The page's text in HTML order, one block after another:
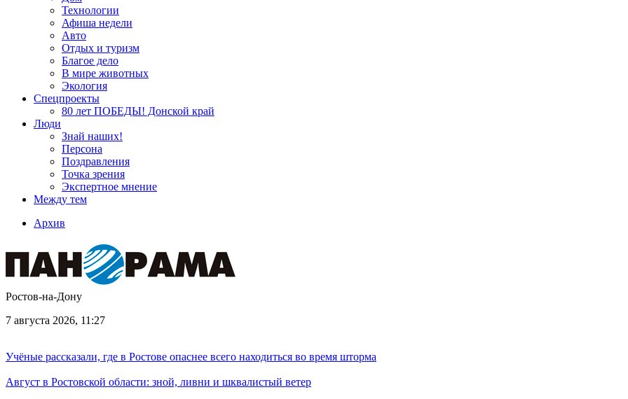
Технологии
Афиша недели
Авто
Отдых и туризм
Благое дело
В мире животных
Экология
Спецпроекты
80 лет ПОБЕДЫ! Донской край
Люди
Знай наших!
Персона
Поздравления
Точка зрения
Экспертное мнение
Между тем
Архив
Ростов-на-Дону
7 августа 2026, 11:27
Учёные рассказали, где в Ростове опаснее всего находиться во время шторма
Август в Ростовской области: зной, ливни и шквалистый ветер